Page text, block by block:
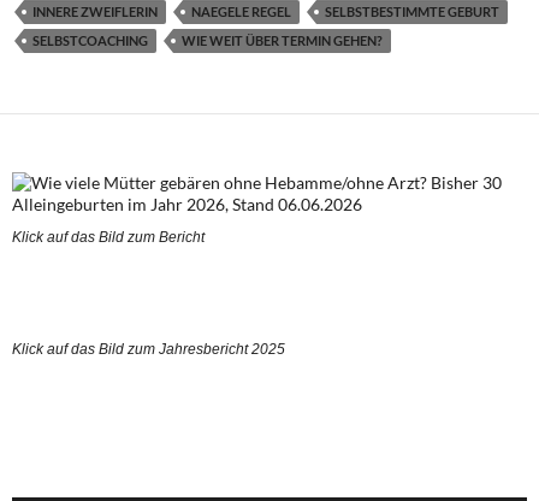
INNERE ZWEIFLERIN
NAEGELE REGEL
SELBSTBESTIMMTE GEBURT
SELBSTCOACHING
WIE WEIT ÜBER TERMIN GEHEN?
Klick auf das Bild zum Bericht
Klick auf das Bild zum Jahresbericht 2025